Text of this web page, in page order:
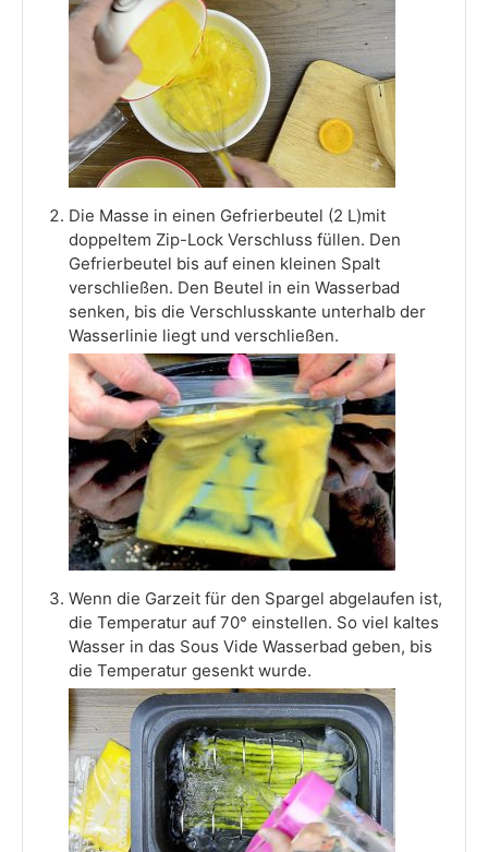
Die Masse in einen Gefrierbeutel (2 L)mit
doppeltem Zip-Lock Verschluss füllen. Den
Gefrierbeutel bis auf einen kleinen Spalt
verschließen. Den Beutel in ein Wasserbad
senken, bis die Verschlusskante unterhalb der
Wasserlinie liegt und verschließen.
Wenn die Garzeit für den Spargel abgelaufen ist,
die Temperatur auf 70° einstellen. So viel kaltes
Wasser in das Sous Vide Wasserbad geben, bis
die Temperatur gesenkt wurde.